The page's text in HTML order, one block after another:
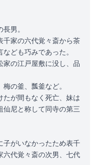
男。
家の六代覚々斎から茶
ども巧みであった。
の江戸屋敷に没し、品
の釜、瓢釜など。
が間もなく死亡、妹は
仙尼と称して同寺の第三
がいなかったため表千
六代覚々斎の次男、七代